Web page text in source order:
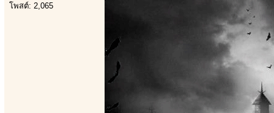
โพสต์: 2,065